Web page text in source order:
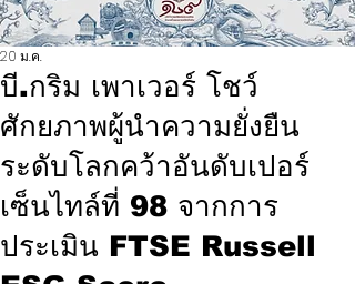
บี.กริม เพาเวอร์ โชว์
ศักยภาพผู้นำความยั่งยืน
ระดับโลกคว้าอันดับเปอร์
เซ็นไทล์ที่ 98 จากการ
ประเมิน FTSE Russell
20 ม.ค.